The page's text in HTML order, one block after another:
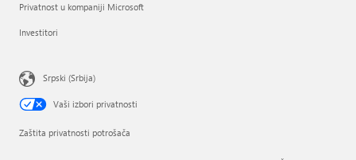
Privatnost u kompaniji Microsoft
Investitori
Srpski (Srbija)
Vaši izbori privatnosti
Zaštita privatnosti potrošača